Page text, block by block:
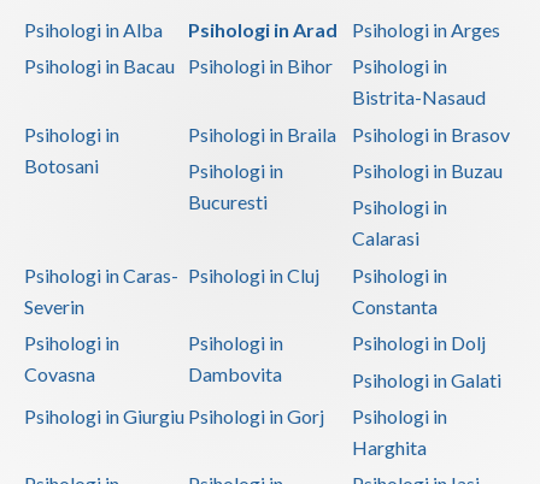
Psihologi in Alba Psihologi in Arad
Psihologi in Arges
Psihologi in Bacau
Psihologi in Bihor
Psihologi in
Bistrita-Nasaud
Psihologi in
Botosani
Psihologi in Braila
Psihologi in Brasov
Psihologi in
Bucuresti
Psihologi in Buzau
Psihologi in
Calarasi
Psihologi in Caras-
Severin
Psihologi in Cluj
Psihologi in
Constanta
Psihologi in
Covasna
Psihologi in
Dambovita
Psihologi in Dolj
Psihologi in Galati
Psihologi in Giurgiu Psihologi in Gorj
Psihologi in
Harghita